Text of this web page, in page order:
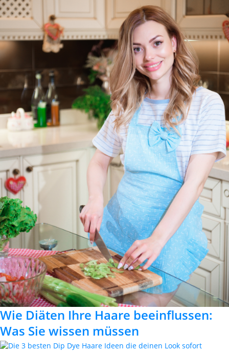
Wie Diäten Ihre Haare beeinflussen:
Was Sie wissen müssen